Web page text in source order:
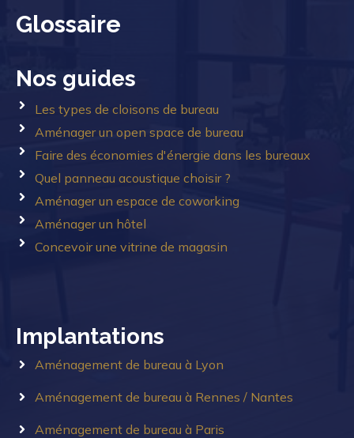
Glossaire
Nos guides
Les types de cloisons de bureau
Aménager un open space de bureau
Faire des économies d'énergie dans les bureaux
Quel panneau acoustique choisir ?
Aménager un espace de coworking
Aménager un hôtel
Concevoir une vitrine de magasin
Implantations
Aménagement de bureau à Lyon
Aménagement de bureau à Rennes / Nantes
Aménagement de bureau à Paris